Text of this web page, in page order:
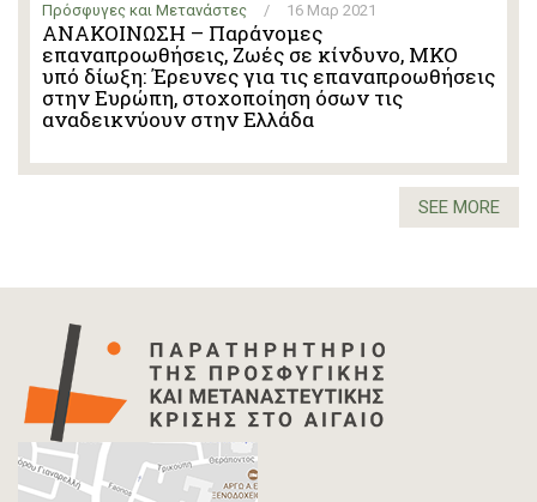
Πρόσφυγες και Μετανάστες / 16 Μαρ 2021
ΑΝΑΚΟΙΝΩΣΗ – Παράνομες
επαναπροωθήσεις, Ζωές σε κίνδυνο, ΜΚΟ
υπό δίωξη: Έρευνες για τις επαναπροωθήσεις
στην Ευρώπη, στοχοποίηση όσων τις
αναδεικνύουν στην Ελλάδα
SEE MORE